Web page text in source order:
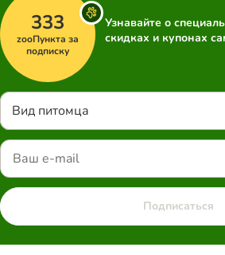
333
zooПункта за
подписку
Узнавайте о
скидках и купонах
Вид питомца
Подписаться